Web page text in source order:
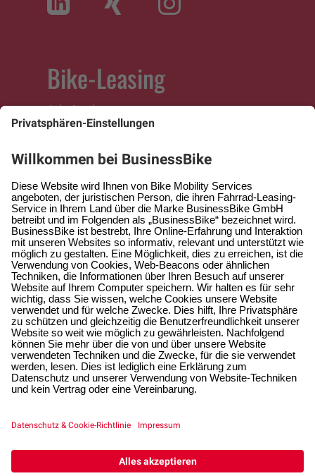
Bike-Leasing
Arbeitnehmer
Arbeitgeber
Fachhändler
Service
Hilfe & Kontakt
Hilfe-Center
Allgemein
Karriere
Aktuelles
Impressum
Cookie Statement
Cookies verwalten